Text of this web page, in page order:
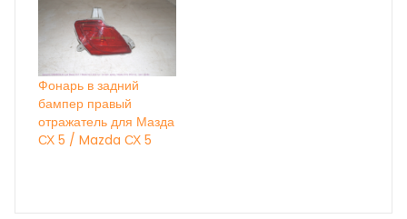
Фонарь в задний
бампер правый
отражатель для Мазда
СХ 5 / Mazda СХ 5